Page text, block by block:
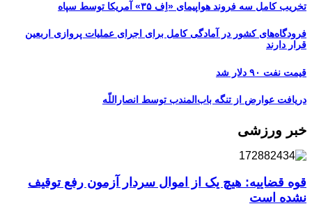
تخریب کامل سه فروند هواپیمای «اِف ۳۵» آمریکا توسط سپاه
فرودگاه‌های کشور در آمادگی کامل برای اجرای عملیات پروازی اربعین
قرار دارند
قیمت نفت ۹۰ دلار شد
دریافت عوارض از تنگه باب‌المندب توسط انصاراللّه
خبر ورزشی
قوه قضاییه: هیچ یک از اموال سردار آزمون رفع توقیف
نشده است